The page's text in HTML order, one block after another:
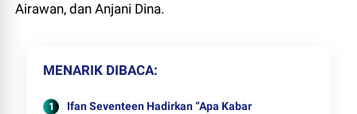
Airawan, dan Anjani Dina.
MENARIK DIBACA
Ifan Seventeen Hadirkan “Apa Kabar